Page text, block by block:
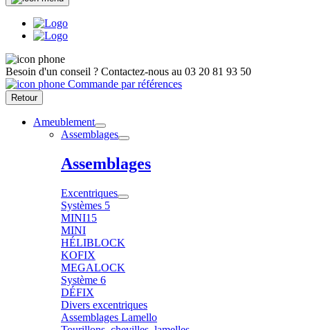
Besoin d'un conseil ? Contactez-nous au 03 20 81 93 50
Commande par références
Retour
Ameublement
Assemblages
Assemblages
Excentriques
Systèmes 5
MINI15
MINI
HÉLIBLOCK
KOFIX
MEGALOCK
Système 6
DÉFIX
Divers excentriques
Assemblages Lamello